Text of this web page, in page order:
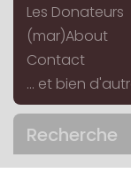
Les Donateurs
(mar)About
Contact
... et bien
Recherche